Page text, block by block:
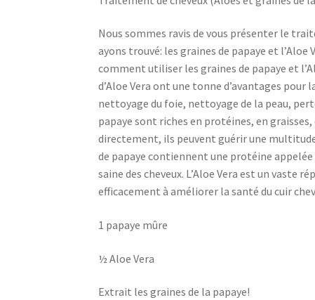
Nous sommes ravis de vous présenter le
ayons trouvé: les graines de papaye et
comment utiliser les graines de papaye et
d’Aloe Vera ont une tonne d’avantages
nettoyage du foie, nettoyage de la peau,
papaye sont riches en protéines, en
directement, ils peuvent guérir une
de papaye contiennent une protéine
saine des cheveux. L’Aloe Vera est un vaste
efficacement à améliorer la santé du cuir
1 papaye mûre
½ Aloe Vera
Extrait les graines de la papaye!